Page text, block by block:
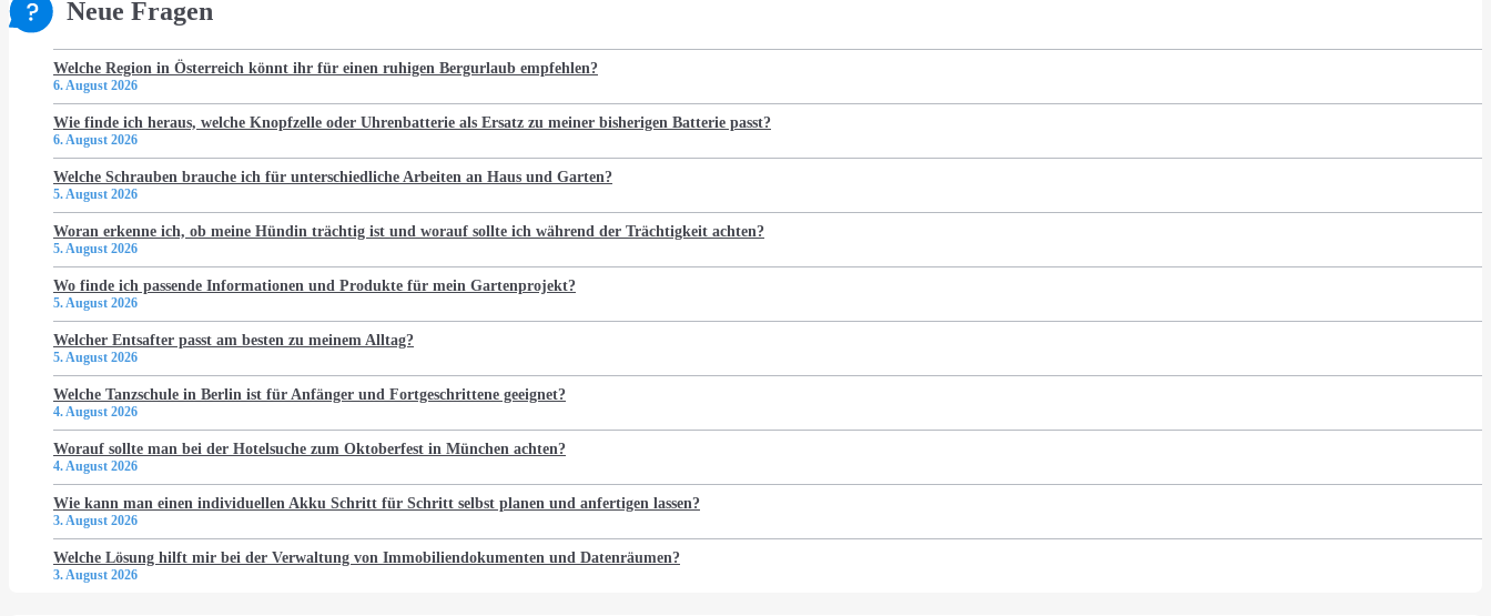
Neue Fragen
Welche Region in Österreich könnt ihr für einen ruhigen Bergurlaub empfehlen?
6. August 2026
Wie finde ich heraus, welche Knopfzelle oder Uhrenbatterie als Ersatz zu meiner bisherigen Batterie passt?
6. August 2026
Welche Schrauben brauche ich für unterschiedliche Arbeiten an Haus und Garten?
5. August 2026
Woran erkenne ich, ob meine Hündin trächtig ist und worauf sollte ich während der Trächtigkeit achten?
5. August 2026
Wo finde ich passende Informationen und Produkte für mein Gartenprojekt?
5. August 2026
Welcher Entsafter passt am besten zu meinem Alltag?
5. August 2026
Welche Tanzschule in Berlin ist für Anfänger und Fortgeschrittene geeignet?
4. August 2026
Worauf sollte man bei der Hotelsuche zum Oktoberfest in München achten?
4. August 2026
Wie kann man einen individuellen Akku Schritt für Schritt selbst planen und anfertigen lassen?
3. August 2026
Welche Lösung hilft mir bei der Verwaltung von Immobiliendokumenten und Datenräumen?
3. August 2026